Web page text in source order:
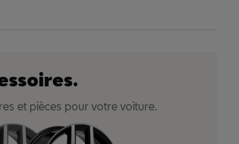
et pièces pour votre voiture.